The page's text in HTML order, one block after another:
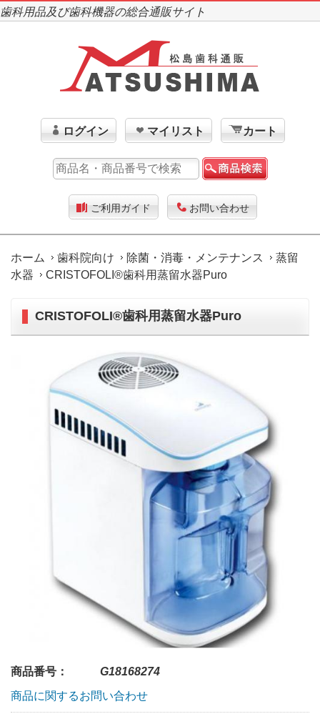
歯科用品及び歯科機器の総合通販サイト
ログイン マイリスト カート
ご利用ガイド お問い合わせ
ホーム 歯科院向け 除菌・消毒・メンテナンス
蒸留
水器
CRISTOFOLI®歯科用蒸留水器Puro
CRISTOFOLI®歯科用蒸留水器Puro
商品番号：
G18168274
商品に関するお問い合わせ